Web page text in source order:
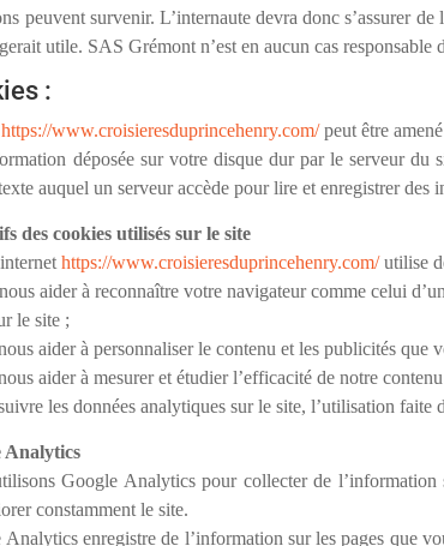
peuvent survenir. L’internaute devra donc s’assurer
utile. SAS Grémont n’est en aucun cas
:
https://www.croisieresduprincehenry.com/peut être
déposée sur votre disque dur par le serveur
auquel un serveur accède pour lire et enregistrer des
des cookies utilisés sur le site
https://www.croisieresduprincehenry.com/utilise
aider à reconnaître votre navigateur comme celui
le site ;
aider à personnaliser le contenu et les publicités que
aider à mesurer et étudier l’efficacité de notre
les données analytiques sur le site, l’utilisation
Analytics
Google Analytics pour collecter de
constamment le site.
Analytics enregistre de l’information sur les pages que